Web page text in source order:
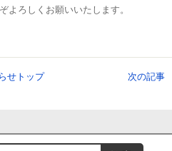
よろしくお願いいたします。
せトップ 次の記事